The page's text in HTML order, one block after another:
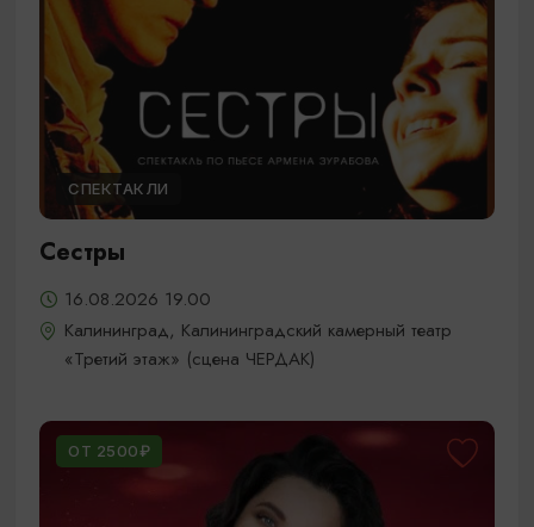
СПЕКТАКЛИ
Сестры
16.08.2026 19.00
Калининград, Калининградский камерный театр
«Третий этаж» (сцена ЧЕРДАК)
ОТ 2500₽